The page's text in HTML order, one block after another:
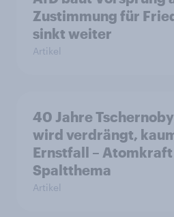
Zustimmung für
sinkt weiter
Artikel
40 Jahre
wird verdrängt,
Ernstfall –
Spaltthema
Artikel